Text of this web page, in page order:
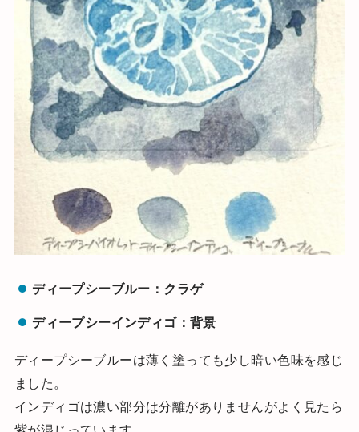
ディープシーブルー：クラゲ
ディープシーインディゴ：背景
ディープシーブルーは薄く塗っても少し暗い色味を感じ
ました。
インディゴは濃い部分は分離がありませんがよく見たら